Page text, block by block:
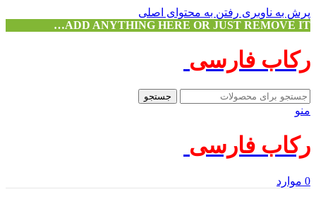
پرش به ناوبری رفتن به محتوای اصلی
ADD ANYTHING HERE OR JUST REMOVE IT…
رکاب فارسی
جستجو
منو
رکاب فارسی
0 موارد